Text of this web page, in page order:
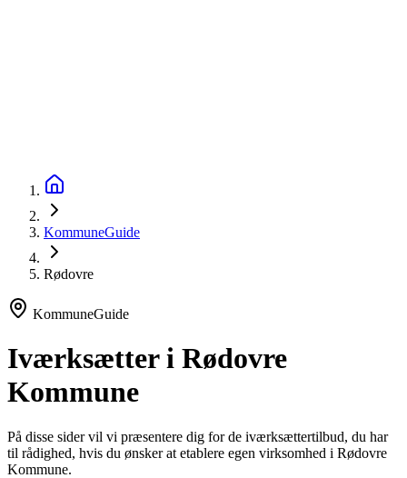
KommuneGuide
Rødovre
KommuneGuide
Iværksætter i Rødovre
Kommune
På disse sider vil vi præsentere dig for de iværksættertilbud, du har
til rådighed, hvis du ønsker at etablere egen virksomhed i Rødovre
Kommune.